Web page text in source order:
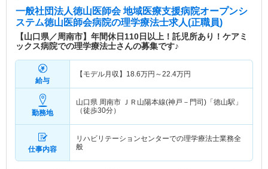
一般社団法人徳山医師会 地域医療支援病院オープンシ
ステム徳山医師会病院の理学療法士求人(正職員)
【山口県／周南市】年間休日110日以上！託児所あり！ケアミ
ックス病院での理学療法士さんの募集です♪
給与
【モデル月収】 18.6万円～22.4万円
勤務地
山口県 周南市 ＪＲ山陽本線(神戸－門司)「徳山駅」
（徒歩30分）
仕事内容
リハビリテーションセンターでの理学療法士業務全
般